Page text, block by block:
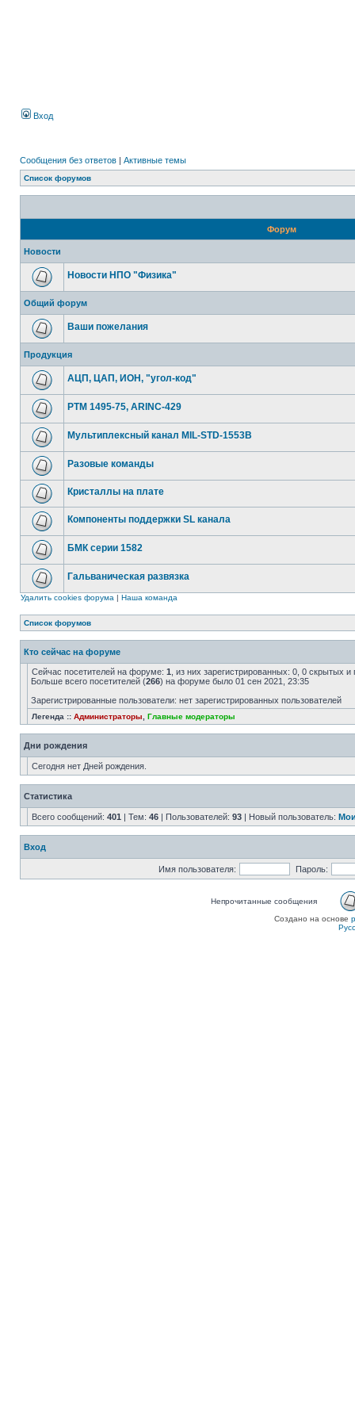
Вход
Сообщения без ответов | Активные темы
Список форумов
Форум
Новости
Новости НПО "Физика"
Общий форум
Ваши пожелания
Продукция
АЦП, ЦАП, ИОН, "угол-код"
РТМ 1495-75, ARINC-429
Мультиплексный канал MIL-STD-1553B
Разовые команды
Кристаллы на плате
Компоненты поддержки SL канала
БМК серии 1582
Гальваническая развязка
Удалить cookies форума | Наша команда
Список форумов
Кто сейчас на форуме
Сейчас посетителей на форуме: 1 , из них зарегистрированных: 0, 0 скрытых
Больше всего посетителей (266) на форуме было 01 сен 2021, 23:35
Зарегистрированные пользователи: нет зарегистрированных пользователей
Легенда :: Администраторы Главные модераторы
Дни рождения
Сегодня нет Дней рождения.
Статистика
Всего сообщений: 401 | Тем: 46 | Пользователей: 93 | Новый пользователь:
Вход
Имя пользователя: Пароль:
Непрочитанные сообщения
Создано на основе